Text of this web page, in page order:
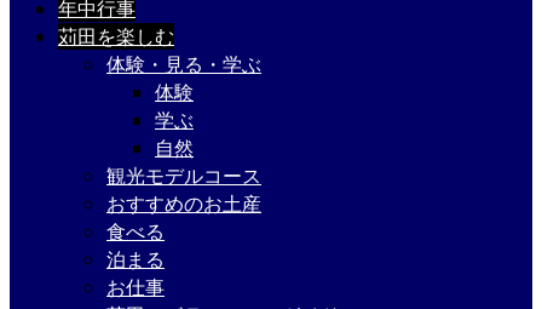
年中行事
苅田を楽しむ
体験・見る・学ぶ
体験
学ぶ
自然
観光モデルコース
おすすめのお土産
食べる
泊まる
お仕事